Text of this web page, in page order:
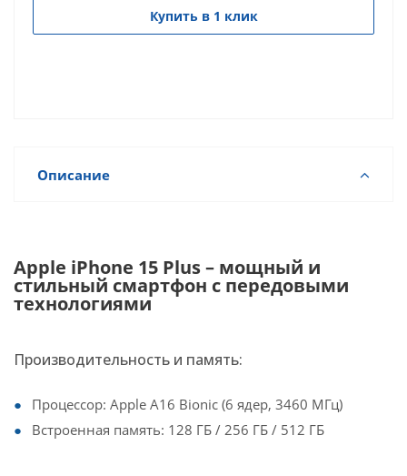
Купить в 1 клик
Описание
Apple iPhone 15 Plus – мощный и
стильный смартфон с передовыми
технологиями
Производительность и память:
Процессор: Apple A16 Bionic (6 ядер, 3460 МГц)
Встроенная память: 128 ГБ / 256 ГБ / 512 ГБ